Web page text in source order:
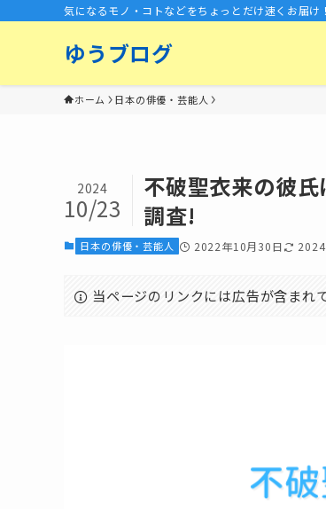
気になるモノ・コトなどをちょっとだけ速くお届け！
ゆうブログ
ホーム 日本の俳優・芸能人
不破聖衣来の彼
調査!
2024
10/23
日本の俳優・芸能人 2022年10月30日
当ページのリンクには広告が含まれ